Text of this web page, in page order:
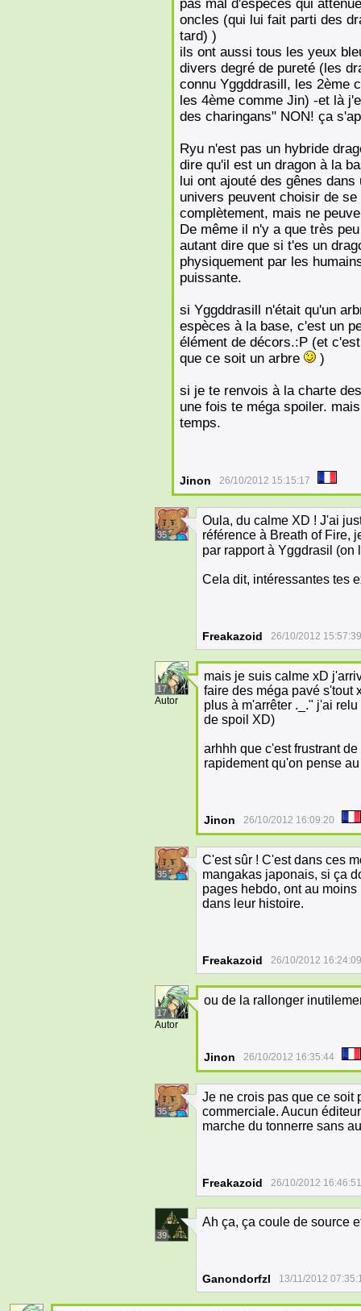
pas mal d'espèces qui
oncles (qui lui fait parti des
tard) )
ils ont aussi tous les yeux
divers degré de pureté (les
connu Yggddrasill, les 2ème
les 4ème comme Jin) -et là
des charingans" NON! ça
Ryu n'est pas un hybride
dire qu'il est un dragon à la
lui ont ajouté des gênes
univers peuvent choisir de
complètement, mais ne
De même il n'y a que très
autant dire que si t'es un
physiquement par les
puissante.
si Yggddrasill n'était qu'un
espèces à la base, c'est un
élément de décors.:P (et
que ce soit un arbre
)
si je te renvois à la charte
une fois te méga spoiler.
temps.
Jinon 26/10/2012 15:15:17
35
Oula, du calme XD ! J'ai
référence à Breath of Fire,
par rapport à Yggdrasil
Cela dit, intéressantes tes
Freakazoid 26/10/2012 15:57:39
17
Autor
mais je suis calme xD
faire des méga pavé s'tout
plus à m'arrêter ._." j'ai
de spoil XD)
arhhh que c'est frustrant
rapidement qu'on pense
Jinon 26/10/2012 16:09:20
35
C'est sûr ! C'est dans ces
mangakas japonais, si ça
pages hebdo, ont au
dans leur histoire.
Freakazoid 26/10/2012 16:24:09
17
Autor
ou de la rallonger
Jinon 26/10/2012 16:35:44
35
Je ne crois pas que ce soit
commerciale. Aucun
marche du tonnerre sans
Freakazoid 26/10/2012 16:46:51
39
Ah ça, ça coule de source
Ganondorfzl 13/11/2012